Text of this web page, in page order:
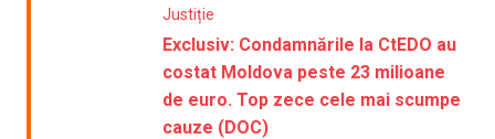
Justiție
Exclusiv: Condamnările la CtEDO au
costat Moldova peste 23 milioane
de euro. Top zece cele mai scumpe
cauze (DOC)